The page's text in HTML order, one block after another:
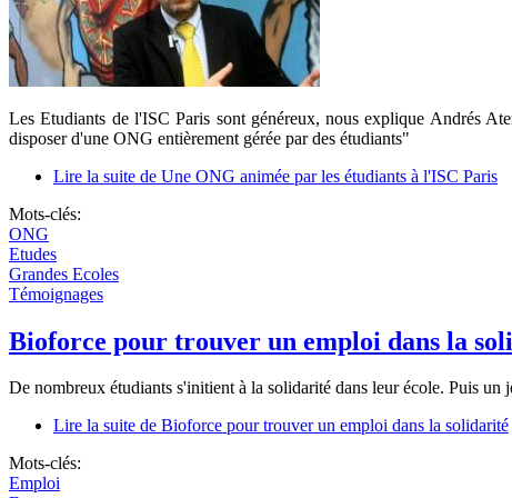
Les Etudiants de l'ISC Paris sont généreux, nous explique Andrés
disposer d'une ONG entièrement gérée par des étudiants"
Lire la suite de Une ONG animée par les étudiants à l'ISC Paris
Mots-clés:
ONG
Etudes
Grandes Ecoles
Témoignages
Bioforce pour trouver un emploi dans la
De nombreux étudiants s'initient à la solidarité dans leur école. Puis un
Lire la suite de Bioforce pour trouver un emploi dans la solidarité
Mots-clés:
Emploi